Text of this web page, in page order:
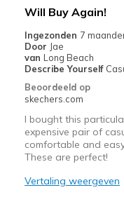
Poor Cushioning
Wear Out Quickly
Beste toepassingen
Casual Wear
Width
Sizing
View On Shoes
Will Buy Again!
Ingezonden 7
Door Jae
van Long Beach
Describe Yourself
Beoordeeld op
skechers.com
I bought this
expensive pair of
comfortable and
These are perfect!
Vertaling weergeven